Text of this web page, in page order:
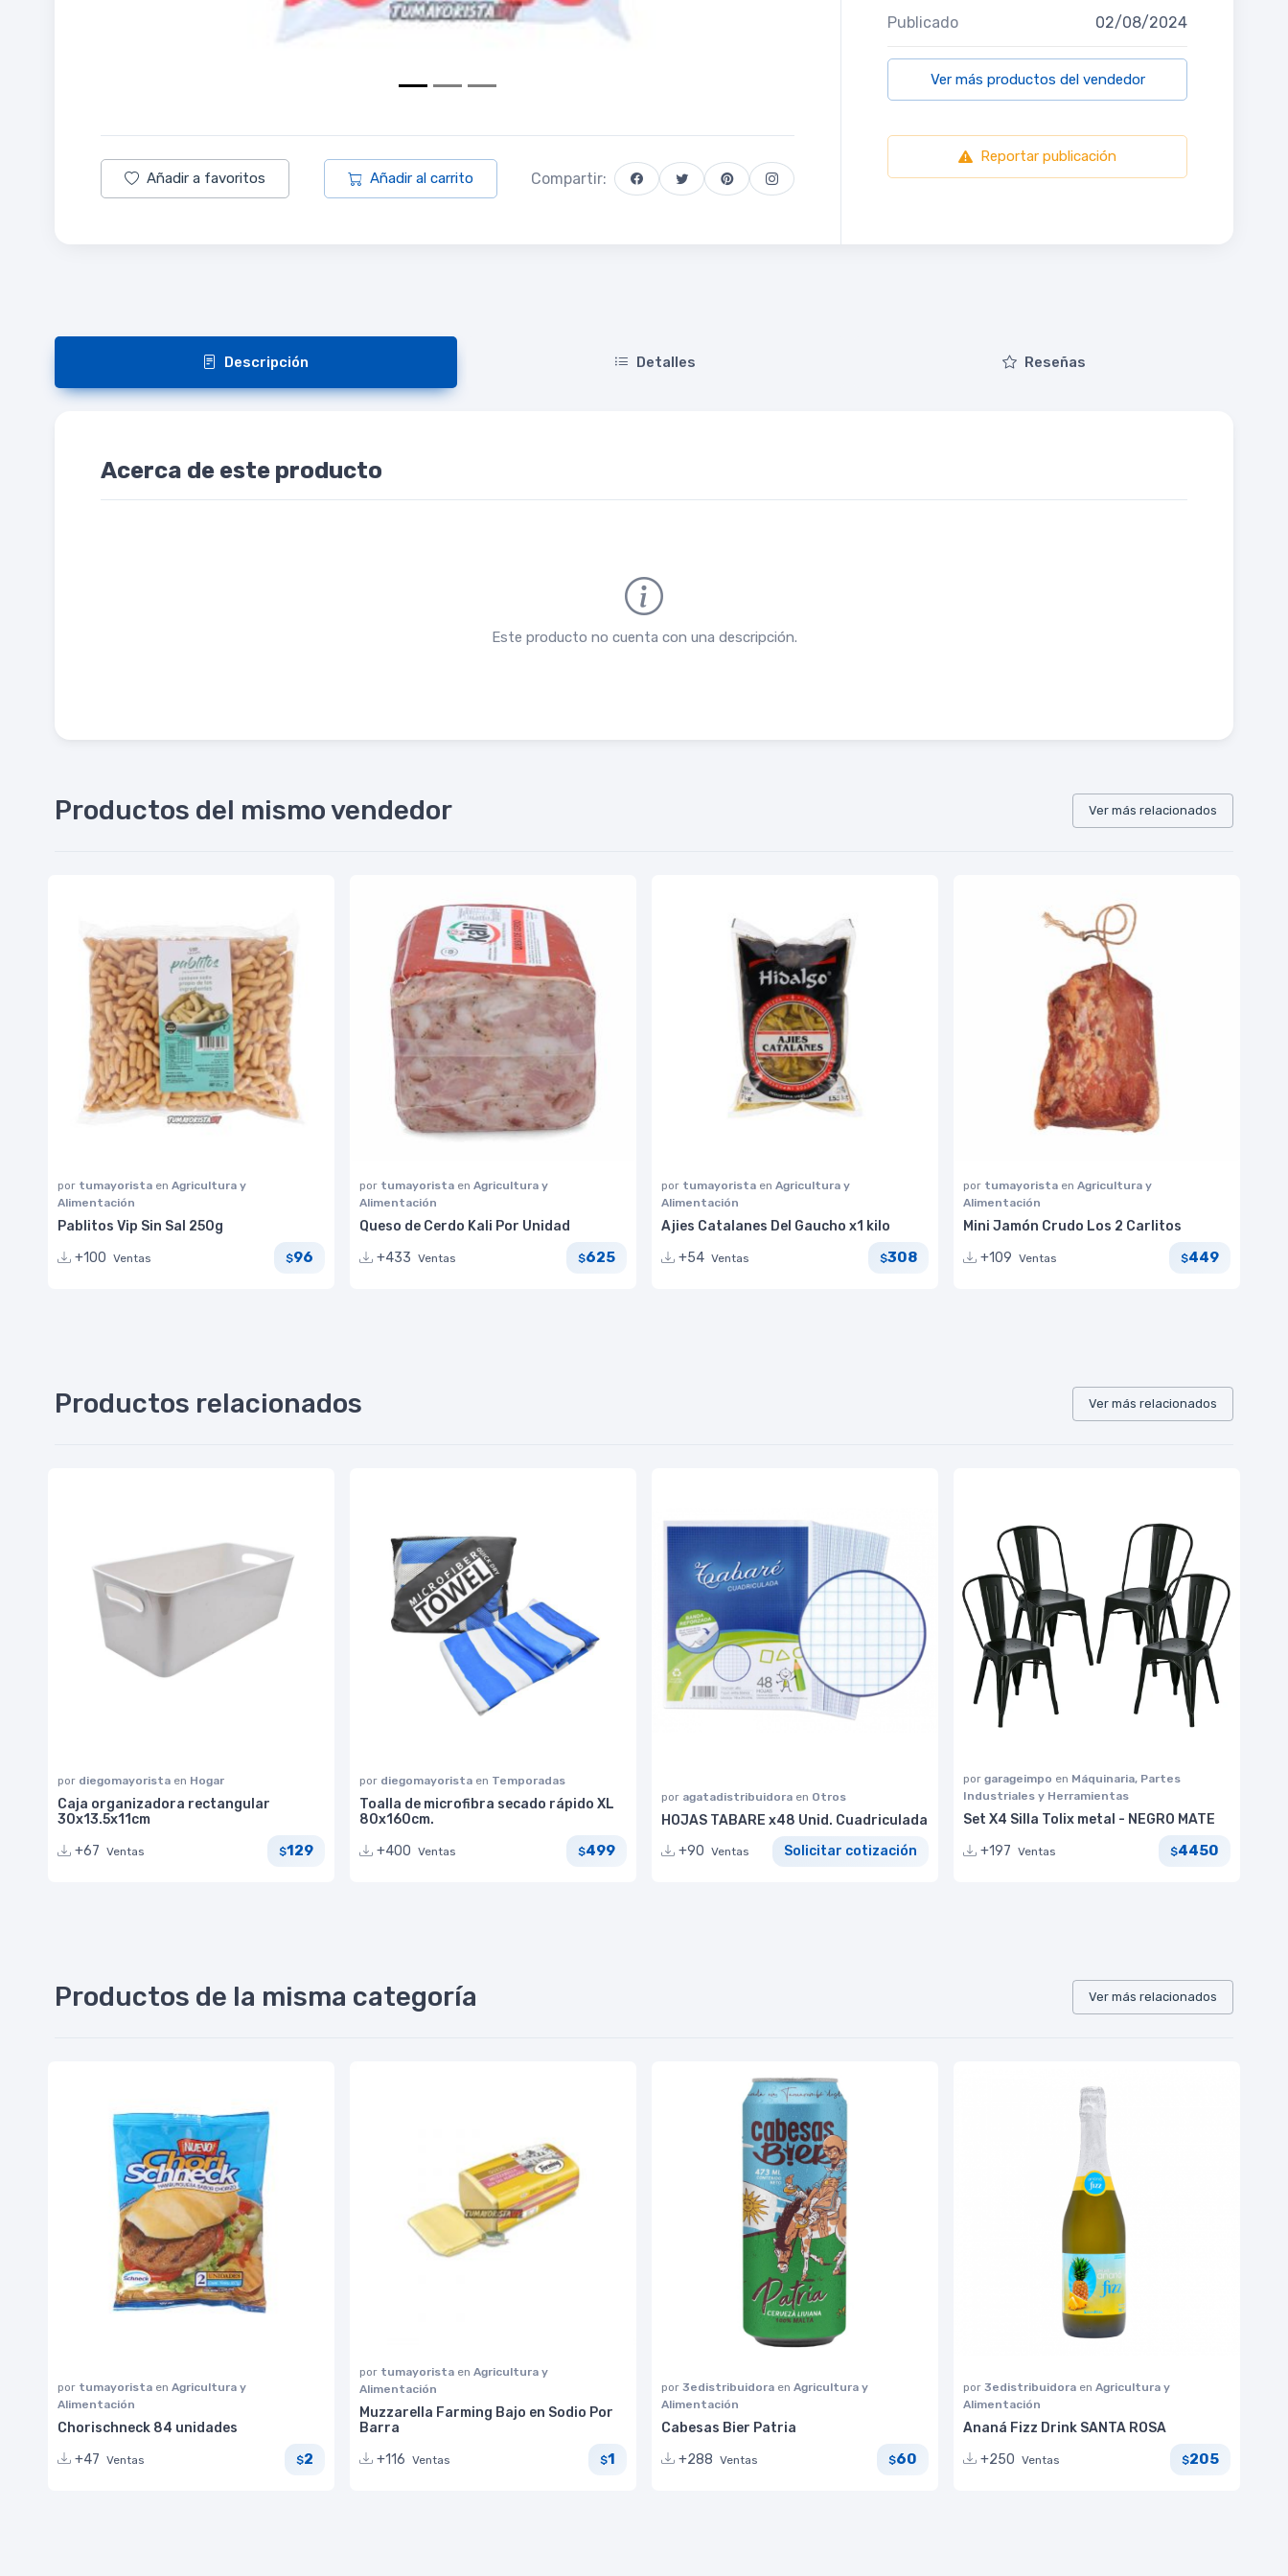
Añadir a favoritos Añadir al carrito Compartir:
Publicado 02/08/2024
Ver más productos del vendedor
Reportar publicación
Descripción Detalles Reseñas
Acerca de este producto
Este producto no cuenta con una descripción.
Productos del mismo vendedor Ver más relacionados
por tumayorista en Agricultura y
Alimentación
Pablitos Vip Sin Sal 250g
+100 Ventas $96
por tumayorista en Agricultura y
Alimentación
Queso de Cerdo Kali Por Unidad
+433 Ventas $625
por tumayorista en Agricultura y
Alimentación
Ajies Catalanes Del Gaucho x1 kilo
+54 Ventas $308
por tumayorista en Agricultura y
Alimentación
Mini Jamón Crudo Los 2 Carlitos
+109 Ventas $449
Productos relacionados Ver más relacionados
por diegomayorista en Hogar
Caja organizadora rectangular
30x13.5x11cm
+67 Ventas $129
por diegomayorista en Temporadas
Toalla de microfibra secado rápido XL
80x160cm.
+400 Ventas $499
por agatadistribuidora en Otros
HOJAS TABARE x48 Unid. Cuadriculada
+90 Ventas Solicitar cotización
por garageimpo en Máquinaria, Partes
Industriales y Herramientas
Set X4 Silla Tolix metal - NEGRO MATE
+197 Ventas $4450
Productos de la misma categoría Ver más relacionados
por tumayorista en Agricultura y
Alimentación
Chorischneck 84 unidades
+47 Ventas $2
por tumayorista en Agricultura y
Alimentación
Muzzarella Farming Bajo en Sodio Por
Barra
+116 Ventas $1
por 3edistribuidora en Agricultura y
Alimentación
Cabesas Bier Patria
+288 Ventas $60
por 3edistribuidora en Agricultura y
Alimentación
Ananá Fizz Drink SANTA ROSA
+250 Ventas $205